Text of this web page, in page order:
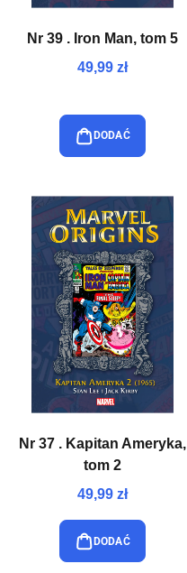
Nr 39 . Iron Man, tom 5
49,99 zł
DODAĆ
Nr 37 . Kapitan Ameryka,
tom 2
49,99 zł
DODAĆ